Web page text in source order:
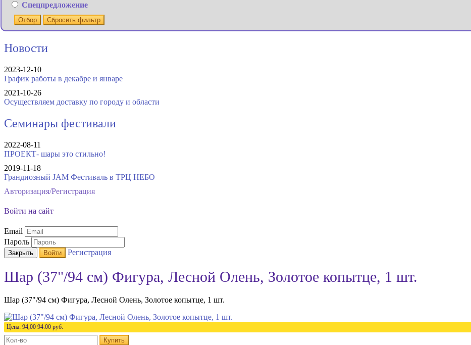
Спецпредложение
Отбор Сбросить фильтр
Новости
2023-12-10
График работы в декабре и январе
2021-10-26
Осуществляем доставку по городу и области
Семинары фестивали
2022-08-11
ПРОЕКТ- шары это стильно!
2019-11-18
Грандиозный JAM Фестиваль в ТРЦ НЕБО
Авторизация/Регистрация
Войти на сайт
Email
Пароль
Закрыть Войти Регистрация
Шар (37"/94 см) Фигура, Лесной Олень, Золотое копытце, 1 шт.
Шар (37"/94 см) Фигура, Лесной Олень, Золотое копытце, 1 шт.
Цена: 94,00 94.00 руб.
Купить